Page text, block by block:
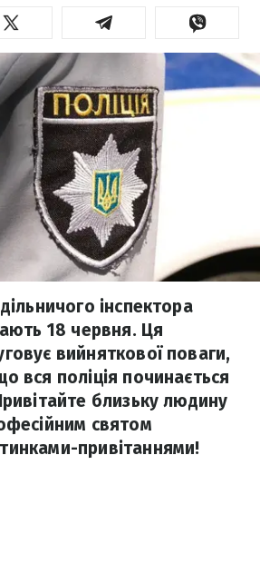
інспектора
18 червня. Ця
вийняткової поваги,
вся поліція починається
близьку людину
святом
привітаннями!